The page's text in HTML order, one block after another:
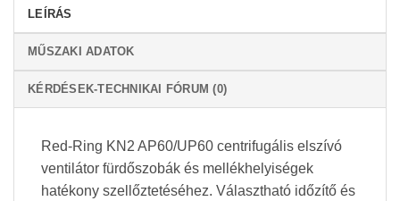
LEÍRÁS
MŰSZAKI ADATOK
KÉRDÉSEK-TECHNIKAI FÓRUM (0)
Red-Ring KN2 AP60/UP60 centrifugális elszívó
ventilátor fürdőszobák és mellékhelyiségek
hatékony szellőztetéséhez. Választható időzítő és